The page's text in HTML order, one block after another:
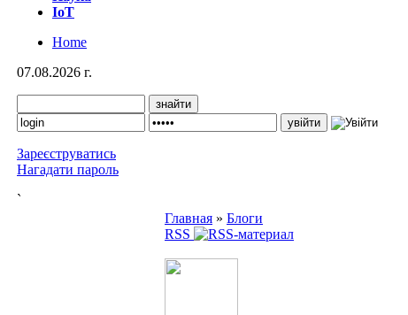
IoT
Home
07.08.2026 г.
Зареєструватись
Нагадати пароль
`
Главная » Блоги
RSS